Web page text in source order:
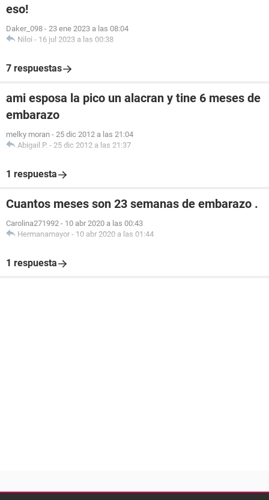
eso!
Daker_098 - 23 ene 2023 a las 08:04
Niloi - 16 jul 2023 a las 00:38
7 respuestas
ami esposa la pico un alacran y tine 6 meses de
embarazo
melky moran - 25 dic 2012 a las 21:04
Abigail P. - 25 dic 2012 a las 21:37
1 respuesta
Cuantos meses son 23 semanas de embarazo .
Carolina271992 - 10 abr 2020 a las 00:43
Hermanamayor - 10 abr 2020 a las 01:44
1 respuesta